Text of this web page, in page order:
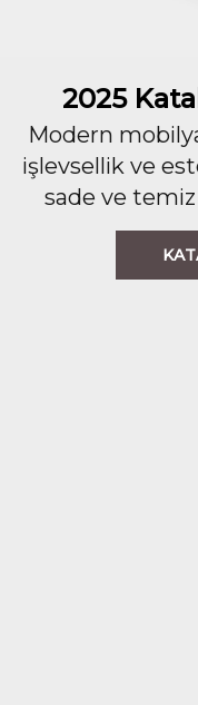
2025
Modern
işlevsellik ve
sade ve